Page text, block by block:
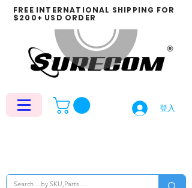
登入
FREE INTERNATIONAL SHIPPING FOR
$200+ USD ORDER